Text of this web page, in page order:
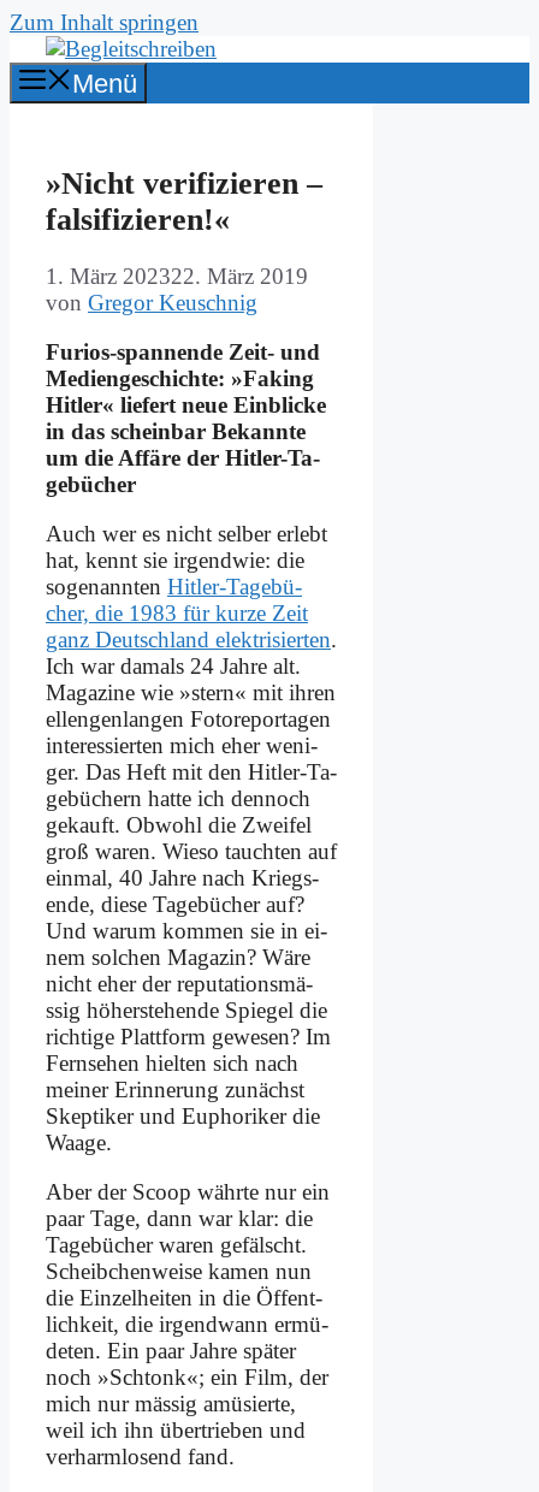
Zum Inhalt springen
Menü
»Nicht ve­ri­fi­zie­ren –
fal­si­fi­zie­ren!«
1. März 202322. März 2019
von Gregor Keuschnig
Fu­ri­os-span­nen­de Zeit- und
Me­di­en­ge­schich­te: »Fa­king
Hit­ler« lie­fert neue Ein­blicke
in das schein­bar Be­kann­te
um die Af­fä­re der Hit­ler-Ta­
ge­bü­cher
Auch wer es nicht sel­ber er­lebt
hat, kennt sie ir­gend­wie: die
so­ge­nann­ten Hit­ler-Ta­ge­bü­
cher, die 1983 für kur­ze Zeit
ganz Deutsch­land elek­tri­sier­ten.
Ich war da­mals 24 Jah­re alt.
Ma­ga­zi­ne wie »stern« mit ih­ren
el­len­gen­lan­gen Fo­to­re­por­ta­gen
in­ter­es­sier­ten mich eher we­ni­
ger. Das Heft mit den Hit­ler-Ta­
ge­bü­chern hat­te ich den­noch
ge­kauft. Ob­wohl die Zwei­fel
groß wa­ren. Wie­so tauch­ten auf
ein­mal, 40 Jah­re nach Kriegs­
en­de, die­se Ta­ge­bü­cher auf?
Und war­um kom­men sie in ei­
nem sol­chen Ma­ga­zin? Wä­re
nicht eher der re­pu­ta­ti­ons­mä­
ssig hö­her­ste­hen­de Spie­gel die
rich­ti­ge Platt­form ge­we­sen? Im
Fern­se­hen hiel­ten sich nach
mei­ner Er­in­ne­rung zu­nächst
Skep­ti­ker und Eu­pho­ri­ker die
Waa­ge.
Aber der Scoop währ­te nur ein
paar Ta­ge, dann war klar: die
Ta­ge­bü­cher wa­ren ge­fälscht.
Scheib­chen­wei­se ka­men nun
die Ein­zel­hei­ten in die Öf­fent­
lich­keit, die ir­gend­wann er­mü­
de­ten. Ein paar Jah­re spä­ter
noch »Schtonk«; ein Film, der
mich nur mä­ssig amü­sier­te,
weil ich ihn über­trie­ben und
ver­harm­lo­send fand.